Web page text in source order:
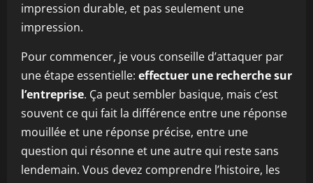
impression durable, et pas seulement une
impression.
Pour commencer, je vous conseille d’attaquer par
une étape essentielle: effectuer une recherche sur
l’entreprise. Ça peut sembler basique, mais c’est
souvent ce qui fait la différence entre une réponse
mouillée et une réponse précise, entre une
question qui résonne et une autre qui reste sans
lendemain. Vous devez comprendre l’histoire, les